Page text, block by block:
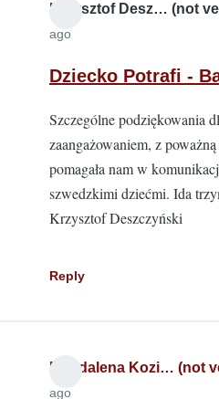
Krzysztof Desz… (not
ago
Dziecko Potrafi -
Szczególne podziękowania
zaangażowaniem, z
pomagała nam w
szwedzkimi dziećmi. Ida
Krzysztof Deszczyński
Reply
Magdalena Kozi… (not
ago